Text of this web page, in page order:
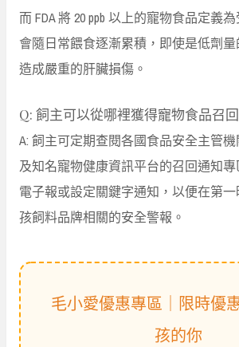
而 FDA 將 20 ppb 以上的寵物食品定義
會隨日常餵食逐漸累積，即使是低劑
造成嚴重的肝臟損傷。
Q: 飼主可以從哪裡獲得寵物食品召
A: 飼主可定期查閱各國食品安全主管
及知名寵物健康資訊平台的召回通知
電子報或設定關鍵字通知，以便在第
孩飼料品牌相關的安全警報。
毛小愛優惠專區｜限時優
孩的你